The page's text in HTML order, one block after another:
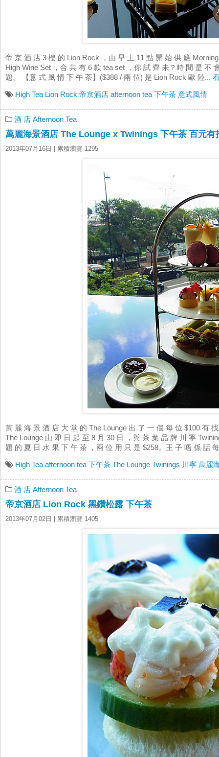
帝 京 酒 店 3 樓 的 Lion Rock ，由 早 上 11 點 開 始 供 應
High Wine Set ，合 共 有 6 款 tea set ，你 試 齊 未？時 間 是 不
題。 【意 式 風 情 下 午 茶】($388 / 兩 位) 是 Lion Rock 歐 陸...
High Tea Lion Rock 帝京酒店 afternoon tea 下午茶 意式風情
酒 店 Afternoon Tea
萬麗海景酒店 The Lounge x Twinings 下午茶 百元有
2013年07月16日 | 累積瀏覽 1295
萬 麗 海 景 酒 店 大 堂 的 The Lounge 出 了 一 個 每 位 $100 有
The Lounge 由 即 日 起 至 8 月 30 日 ，與 茶 葉 品 牌 川 寧
題 的 夏 日 水 果 下 午 茶 ，兩 位 用 只 是 $258。王 子 唔 係 話
High Tea afternoon tea 下午茶 The Lounge Twinings 川寧 萬麗
酒 店 Afternoon Tea
帝京酒店 Lion Rock 黑鑽松露 下午茶
2013年07月02日 | 累積瀏覽 1405